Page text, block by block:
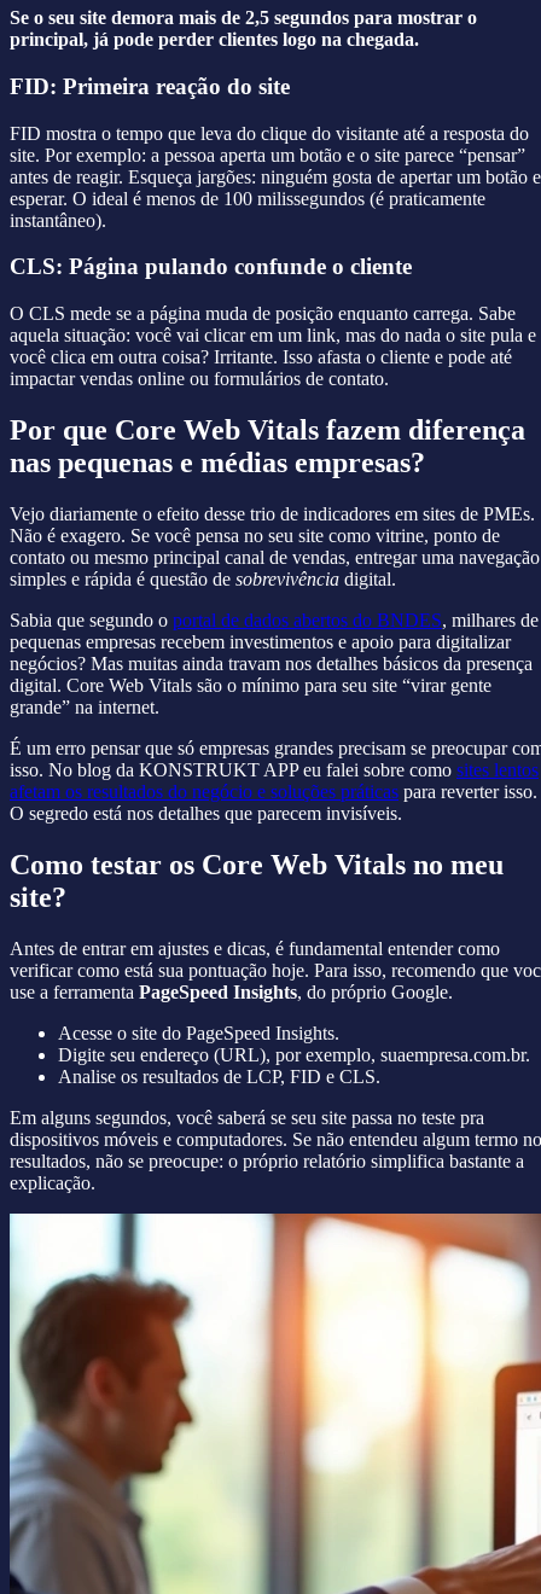
Se o seu site demora mais de 2,5 segundos para mostrar o
principal, já pode perder clientes logo na chegada.
FID: Primeira reação do site
FID mostra o tempo que leva do clique do visitante até a resposta do
site. Por exemplo: a pessoa aperta um botão e o site parece “pensar”
antes de reagir. Esqueça jargões: ninguém gosta de apertar um botão e
esperar. O ideal é menos de 100 milissegundos (é praticamente
instantâneo).
CLS: Página pulando confunde o cliente
O CLS mede se a página muda de posição enquanto carrega. Sabe
aquela situação: você vai clicar em um link, mas do nada o site pula e
você clica em outra coisa? Irritante. Isso afasta o cliente e pode até
impactar vendas online ou formulários de contato.
Por que Core Web Vitals fazem diferença
nas pequenas e médias empresas?
Vejo diariamente o efeito desse trio de indicadores em sites de PMEs.
Não é exagero. Se você pensa no seu site como vitrine, ponto de
contato ou mesmo principal canal de vendas, entregar uma navegação
simples e rápida é questão de sobrevivência digital.
Sabia que segundo o portal de dados abertos do BNDES, milhares de
pequenas empresas recebem investimentos e apoio para digitalizar
negócios? Mas muitas ainda travam nos detalhes básicos da presença
digital. Core Web Vitals são o mínimo para seu site “virar gente
grande” na internet.
É um erro pensar que só empresas grandes precisam se preocupar
isso. No blog da KONSTRUKT APP eu falei sobre como sites lentos
afetam os resultados do negócio e soluções práticas para reverter isso.
O segredo está nos detalhes que parecem invisíveis.
Como testar os Core Web Vitals no meu
site?
Antes de entrar em ajustes e dicas, é fundamental entender como
verificar como está sua pontuação hoje. Para isso, recomendo que
use a ferramenta PageSpeed Insights, do próprio Google.
Acesse o site do PageSpeed Insights.
Digite seu endereço (URL), por exemplo, suaempresa.com.br.
Analise os resultados de LCP, FID e CLS.
Em alguns segundos, você saberá se seu site passa no teste pra
dispositivos móveis e computadores. Se não entendeu algum termo
resultados, não se preocupe: o próprio relatório simplifica bastante a
explicação.